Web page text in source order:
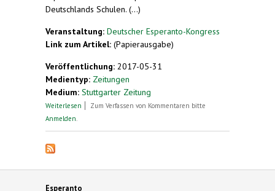
Deutschlands Schulen. (...)
Veranstaltung: Deutscher Esperanto-Kongress
Link zum Artikel: (Papierausgabe)
Veröffentlichung: 2017-05-31
Medientyp: Zeitungen
Medium: Stuttgarter Zeitung
Weiterlesen über Schüler sollen mehr über Esperanto
Zum Verfassen von Kommentaren bitte
Anmelden
Esperanto